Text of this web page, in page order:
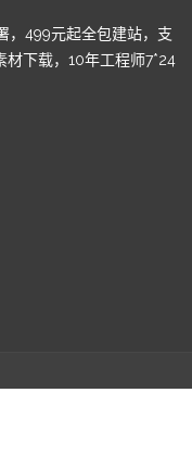
，499元起全包建站，支
材下载，10年工程师7*24